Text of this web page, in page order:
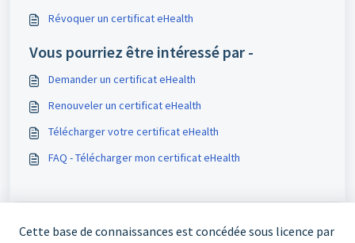
Révoquer un certificat eHealth
Vous pourriez être intéressé par -
Demander un certificat eHealth
Renouveler un certificat eHealth
Télécharger votre certificat eHealth
FAQ - Télécharger mon certificat eHealth
Cette base de connaissances est concédée sous licence par